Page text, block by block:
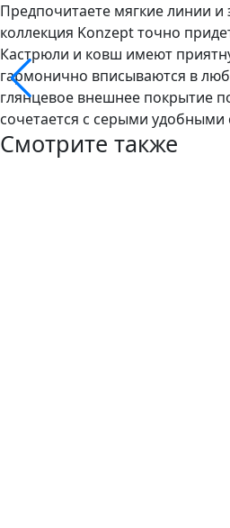
Предпочитаете мягкие линии и
коллекция Konzept точно
Кастрюли и ковш имеют
гармонично вписываются в
глянцевое внешнее покрытие
сочетается с серыми
Смотрите также